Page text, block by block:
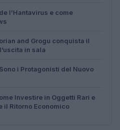
l’Hantavirus e come
and Grogu conquista il
in sala
i Protagonisti del Nuovo
Investire in Oggetti Rari e
il Ritorno Economico